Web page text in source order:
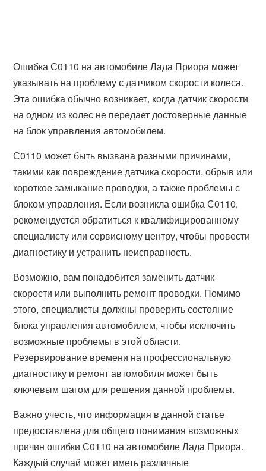
Ошибка С0110 на автомобиле Лада Приора может
указывать на проблему с датчиком скорости колеса.
Эта ошибка обычно возникает, когда датчик скорости
на одном из колес не передает достоверные данные
на блок управления автомобилем.
С0110 может быть вызвана разными причинами,
такими как повреждение датчика скорости, обрыв или
короткое замыкание проводки, а также проблемы с
блоком управления. Если возникла ошибка С0110,
рекомендуется обратиться к квалифицированному
специалисту или сервисному центру, чтобы провести
диагностику и устранить неисправность.
Возможно, вам понадобится заменить датчик
скорости или выполнить ремонт проводки. Помимо
этого, специалисты должны проверить состояние
блока управления автомобилем, чтобы исключить
возможные проблемы в этой области.
Резервирование времени на профессиональную
диагностику и ремонт автомобиля может быть
ключевым шагом для решения данной проблемы.
Важно учесть, что информация в данной статье
предоставлена для общего понимания возможных
причин ошибки С0110 на автомобиле Лада Приора.
Каждый случай может иметь различные